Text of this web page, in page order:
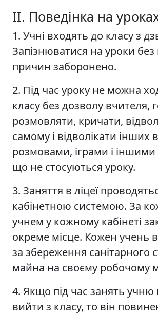
ІІ. Поведінка на
1. Учні входять до класу з
Запізнюватися на уроки
причин заборонено.
2. Під час уроку не можна
класу без дозволу вчителя,
розмовляти, кричати,
самому і відволікати інших
розмовами, іграми і
що не стосуються уроку.
3. Заняття в ліцеї
кабінетною системою. За
учнем у кожному кабінеті
окреме місце. Кожен учень
за збереження санітарного
майна на своєму робочому
4. Якщо під час занять учню
вийти з класу, то він